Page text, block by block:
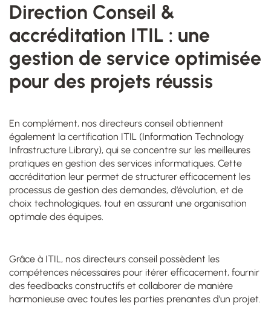
Direction Conseil &
accréditation ITIL : une
gestion de service optimisée
pour des projets réussis
En complément, nos directeurs conseil obtiennent
également la certification ITIL (Information Technology
Infrastructure Library), qui se concentre sur les meilleures
pratiques en gestion des services informatiques. Cette
accréditation leur permet de structurer efficacement les
processus de gestion des demandes, d’évolution, et de
choix technologiques, tout en assurant une organisation
optimale des équipes.
Grâce à ITIL, nos directeurs conseil possèdent les
compétences nécessaires pour itérer efficacement, fournir
des feedbacks constructifs et collaborer de manière
harmonieuse avec toutes les parties prenantes d’un projet.